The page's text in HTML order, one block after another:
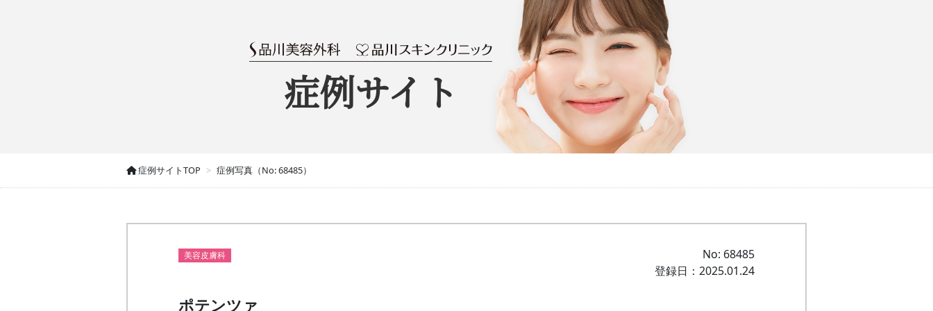
症例サイト
症例サイトTOP 症例写真（No: 68485）
No: 68485
登録日：2025.01.24
美容皮膚科
ポテンツァ